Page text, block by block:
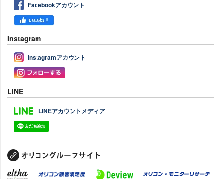
Facebookアカウント
Instagram
Instagramアカウント
LINE
LINEアカウントメディア